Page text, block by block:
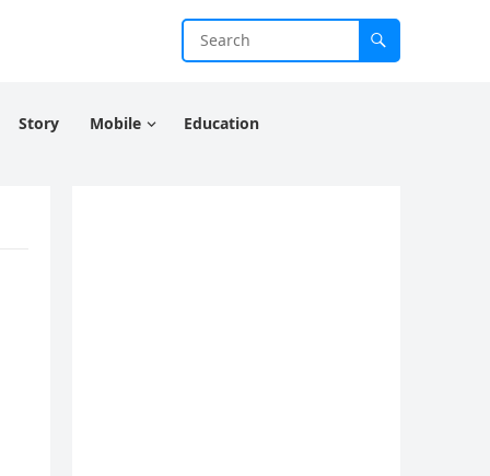
Story Mobile Education